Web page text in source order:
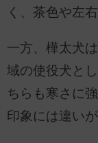
く、茶色や左
一方、樺太犬
域の使役犬と
ちらも寒さに
印象には違いが